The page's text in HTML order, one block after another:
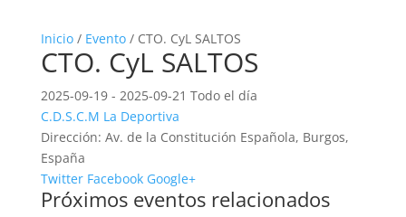
Inicio/ Evento/ CTO. CyL SALTOS
CTO. CyL SALTOS
2025-09-19 - 2025-09-21 Todo el día
C.D.S.C.M La Deportiva
Dirección: Av. de la Constitución Española, Burgos,
España
Twitter Facebook Google+
Próximos eventos relacionados